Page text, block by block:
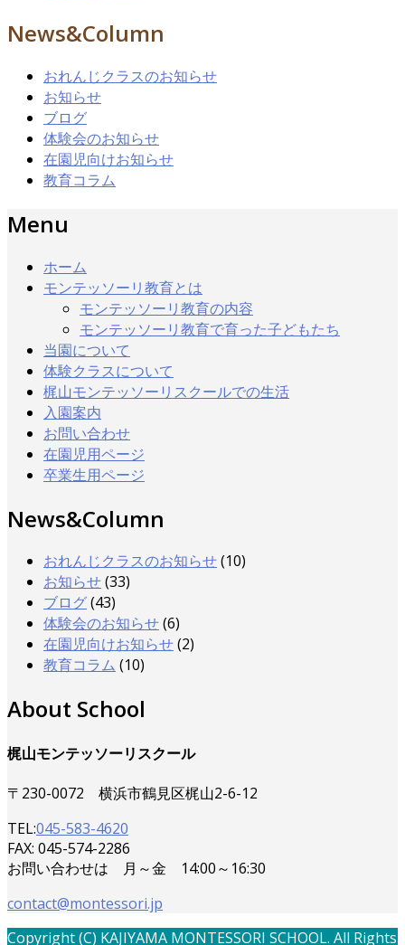
News&Column
おれんじクラスのお知らせ
お知らせ
ブログ
体験会のお知らせ
在園児向けお知らせ
教育コラム
Menu
ホーム
モンテッソーリ教育とは
モンテッソーリ教育の内容
モンテッソーリ教育で育った子どもたち
当園について
体験クラスについて
梶山モンテッソーリスクールでの生活
入園案内
お問い合わせ
在園児用ページ
卒業生用ページ
News&Column
おれんじクラスのお知らせ(10)
お知らせ(33)
ブログ(43)
体験会のお知らせ(6)
在園児向けお知らせ(2)
教育コラム (10)
About School
梶山モンテッソーリスクール
〒230-0072 横浜市鶴見区梶山2-6-12
TEL:045-583-4620
FAX: 045-574-2286
お問い合わせは 月～金 14:00～16:30
contact@montessori.jp
Copyright (C) KAJIYAMA MONTESSORI SCHOOL. All Rights